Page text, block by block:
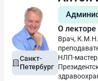
Санкт-
Петербург
О лекторе
Врач,
НЛП-